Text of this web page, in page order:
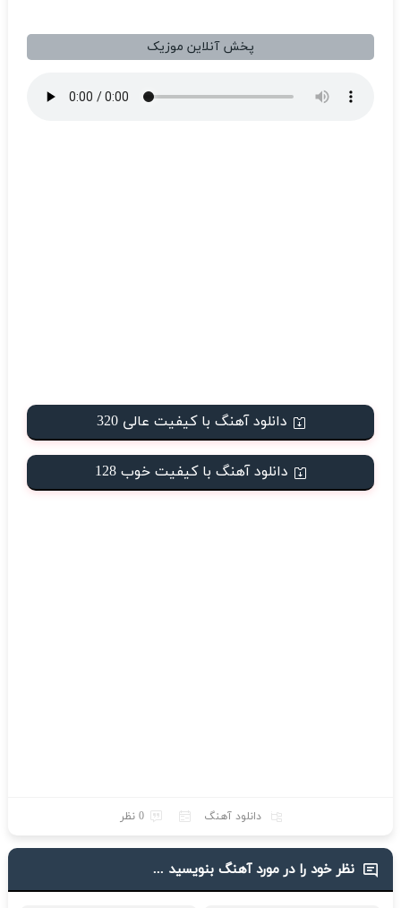
پخش آنلاین موزیک
دانلود آهنگ با کیفیت عالی 320
دانلود آهنگ با کیفیت خوب 128
دانلود آهنگ 0 نظر
نظر خود را در مورد آهنگ بنویسید ...